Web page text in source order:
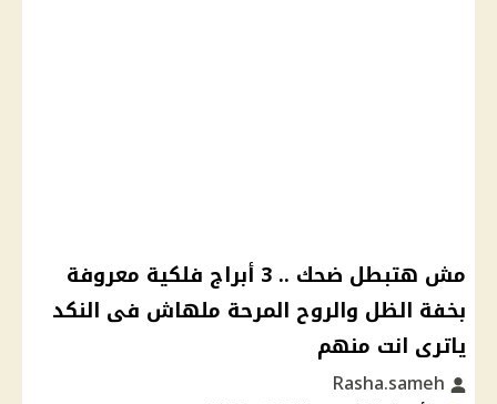
مش هتبطل ضحك .. 3 أبراج فلكية معروفة
بخفة الظل والروح المرحة ملهاش فى النكد
ياترى انت منهم